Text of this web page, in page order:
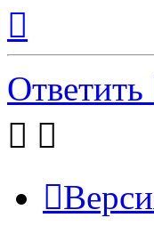
началу
Ответить